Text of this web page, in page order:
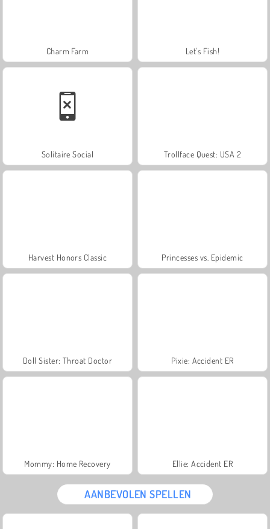
Charm Farm Let's Fish!
Solitaire Social Trollface Quest: USA 2
Harvest Honors Classic Princesses vs. Epidemic
Doll Sister: Throat Doctor Pixie: Accident ER
Mommy: Home Recovery Ellie: Accident ER
AANBEVOLEN SPELLEN